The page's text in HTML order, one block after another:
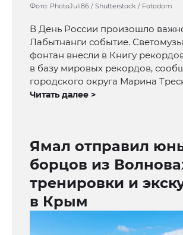
Фото: PhotoJuli86 / Shutterstock / Fotodom
В День России произошло
Лабытнанги событие.
фонтан внесли в Книгу
в базу мировых рекордов,
городского округа Марина
Читать далее >
Ямал отправил
борцов из
тренировки и
в Крым